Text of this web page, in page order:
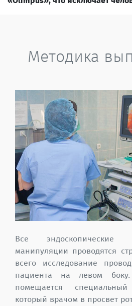
Методика
Все эндоскопические
манипуляции проводятся
всего исследование
пациента на левом
помещается
который врачом в просвет